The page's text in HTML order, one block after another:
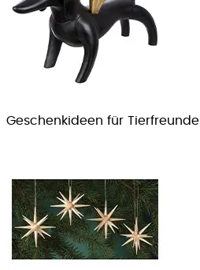
Geschenkideen für Tierfreunde